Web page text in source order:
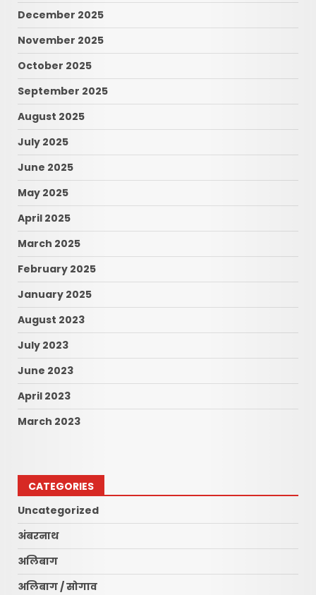
December 2025
November 2025
October 2025
September 2025
August 2025
July 2025
June 2025
May 2025
April 2025
March 2025
February 2025
January 2025
August 2023
July 2023
June 2023
April 2023
March 2023
CATEGORIES
Uncategorized
अंबरनाथ
अलिबाग
अलिबाग / सोगाव